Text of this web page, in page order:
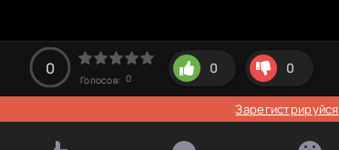
0
Голосов: 0
0 0
Зарегистрируйся